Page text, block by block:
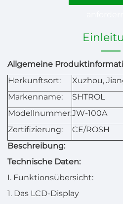
Allgemeine
Herkunftsort:
Xuzhou,
Markenname:
SHTROL
Modellnummer:JW-100A
Zertifizierung:
CE/ROSH
Beschreibung:
Technische Daten:
I. Funktionsübersicht:
1. Das LCD-Display